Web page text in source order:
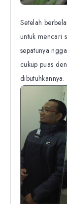
Setelah
untuk mencari
sepatunya
cukup puas
dibutuhkannya.